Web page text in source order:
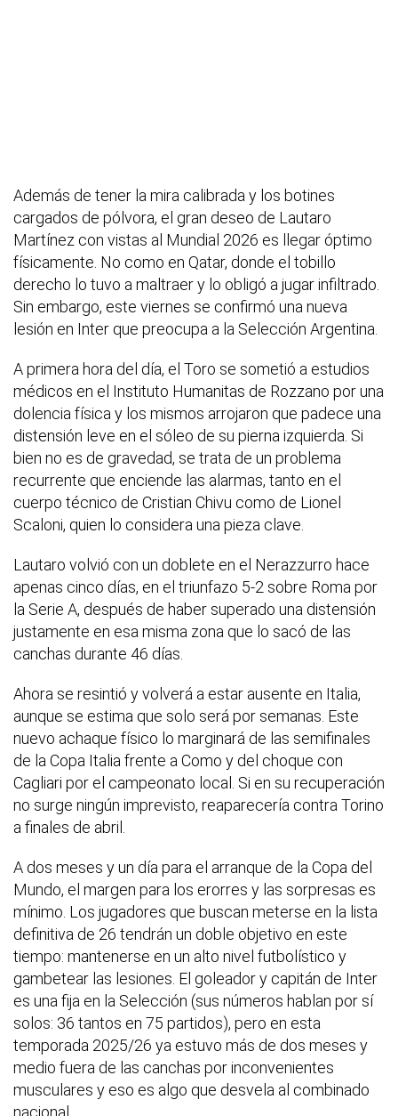
Además de tener la mira calibrada y los botines
cargados de pólvora, el gran deseo de Lautaro
Martínez con vistas al Mundial 2026 es llegar óptimo
físicamente. No como en Qatar, donde el tobillo
derecho lo tuvo a maltraer y lo obligó a jugar infiltrado.
Sin embargo, este viernes se confirmó una nueva
lesión en Inter que preocupa a la Selección Argentina.
A primera hora del día, el Toro se sometió a estudios
médicos en el Instituto Humanitas de Rozzano por una
dolencia física y los mismos arrojaron que padece una
distensión leve en el sóleo de su pierna izquierda. Si
bien no es de gravedad, se trata de un problema
recurrente que enciende las alarmas, tanto en el
cuerpo técnico de Cristian Chivu como de Lionel
Scaloni, quien lo considera una pieza clave.
Lautaro volvió con un doblete en el Nerazzurro hace
apenas cinco días, en el triunfazo 5-2 sobre Roma por
la Serie A, después de haber superado una distensión
justamente en esa misma zona que lo sacó de las
canchas durante 46 días.
Ahora se resintió y volverá a estar ausente en Italia,
aunque se estima que solo será por semanas. Este
nuevo achaque físico lo marginará de las semifinales
de la Copa Italia frente a Como y del choque con
Cagliari por el campeonato local. Si en su recuperación
no surge ningún imprevisto, reaparecería contra Torino
a finales de abril.
A dos meses y un día para el arranque de la Copa del
Mundo, el margen para los erorres y las sorpresas es
mínimo. Los jugadores que buscan meterse en la lista
definitiva de 26 tendrán un doble objetivo en este
tiempo: mantenerse en un alto nivel futbolístico y
gambetear las lesiones. El goleador y capitán de Inter
es una fija en la Selección (sus números hablan por sí
solos: 36 tantos en 75 partidos), pero en esta
temporada 2025/26 ya estuvo más de dos meses y
medio fuera de las canchas por inconvenientes
musculares y eso es algo que desvela al combinado
nacional.